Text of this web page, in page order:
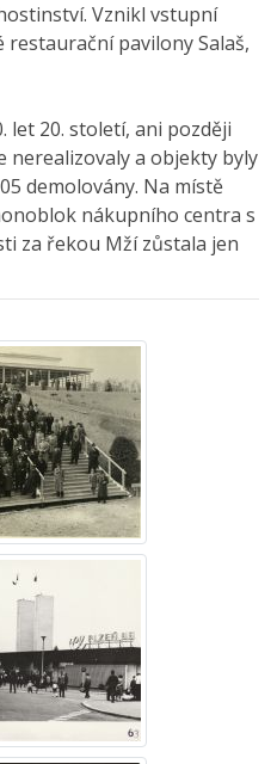
Vznikl vstupní
pavilony Salaš,
let 20. století, ani později
nerealizovaly a objekty byly
demolovány. Na místě
nákupního centra s
za řekou Mží zůstala jen